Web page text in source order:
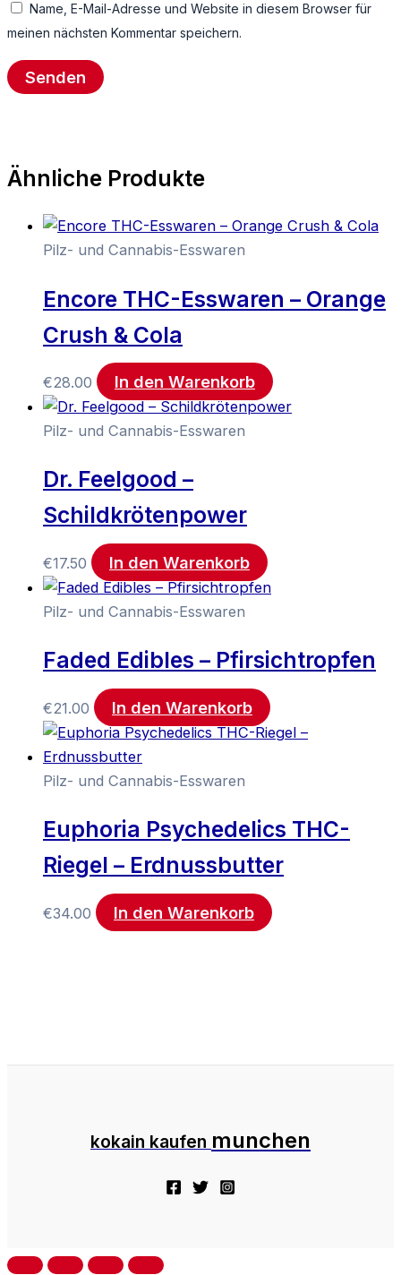
Name, E-Mail-Adresse und Website in diesem Browser für
meinen nächsten Kommentar speichern.
Ähnliche Produkte
Pilz- und Cannabis-Esswaren
Encore THC-Esswaren – Orange
Crush & Cola
€28.00 In den Warenkorb
Pilz- und Cannabis-Esswaren
Dr. Feelgood –
Schildkrötenpower
€17.50 In den Warenkorb
Pilz- und Cannabis-Esswaren
Faded Edibles – Pfirsichtropfen
€21.00 In den Warenkorb
Pilz- und Cannabis-Esswaren
Euphoria Psychedelics THC-
Riegel – Erdnussbutter
€34.00 In den Warenkorb
kokain kaufen munchen